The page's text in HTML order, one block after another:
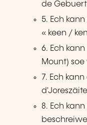
de
5. Ech
« keen /
6. Ech
Mount)
7. Ech
8. Ech